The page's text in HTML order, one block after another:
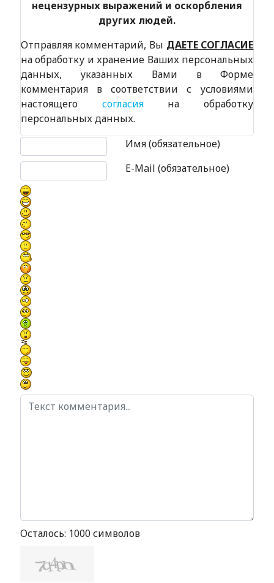
нецензурных выражений и оскорбления
других людей.
Отправляя комментарий, Вы ДАЕТЕ СОГЛАСИЕ
на обработку и хранение Ваших персональных
данных, указанных Вами в Форме
комментария в соответствии с условиями
настоящего согласияна обработку
персональных данных.
Имя (обязательное)
E-Mail (обязательное)
Текст комментария
Осталось: 1000 символов